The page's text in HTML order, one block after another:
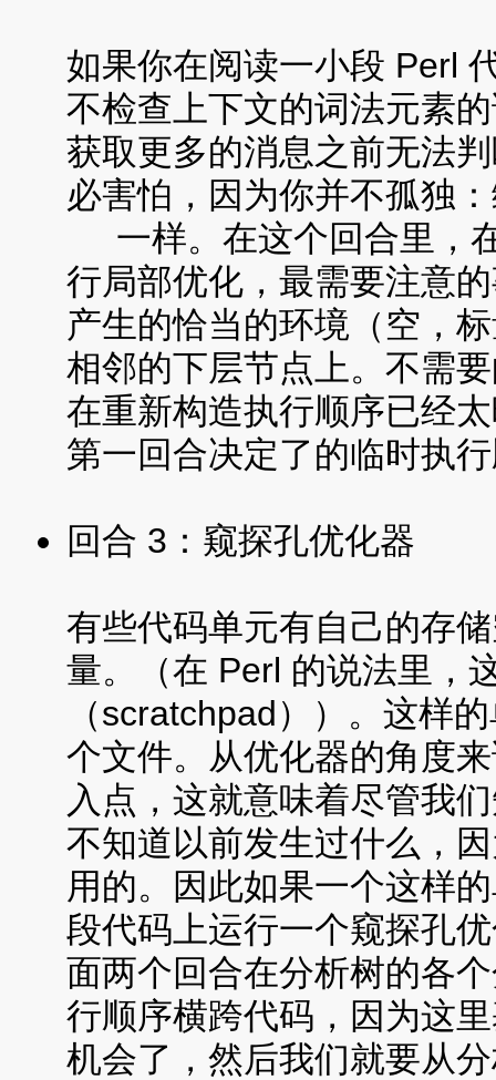
如果你在阅读一小段 Perl
不检查上下文的词法元素
获取更多的消息之前无法
必害怕，因为你并不孤独
一样。在这个回合里，
行局部优化，最需要注意
产生的恰当的环境（空，
相邻的下层节点上。不需
在重新构造执行顺序已经
第一回合决定了的临时执
回合 3：窥探孔优化器
有些代码单元有自己的存
量。（在 Perl 的说法里，
（scratchpad））。这样
个文件。从优化器的角度
入点，这就意味着尽管我
不知道以前发生过什么，
用的。因此如果一个这样
段代码上运行一个窥探孔
面两个回合在分析树的各
行顺序横跨代码，因为这
机会了，然后我们就要从